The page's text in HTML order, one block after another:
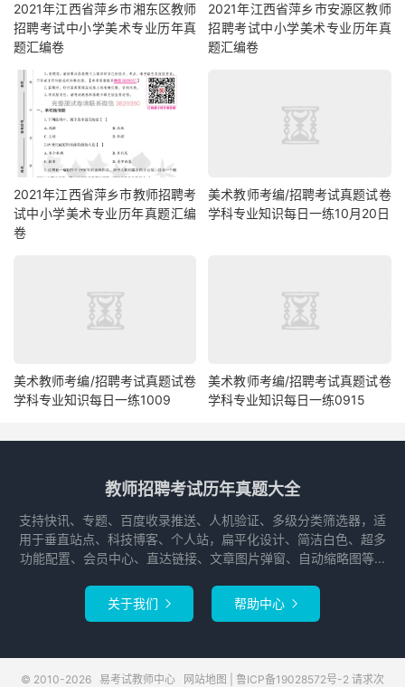
2021年江西省萍乡市湘东区教师
招聘考试中小学美术专业历年真
题汇编卷
2021年江西省萍乡市安源区教师
招聘考试中小学美术专业历年真
题汇编卷
2021年江西省萍乡市教师招聘考
试中小学美术专业历年真题汇编
卷
美术教师考编/招聘考试真题试卷
学科专业知识每日一练10月20日
美术教师考编/招聘考试真题试卷
学科专业知识每日一练1009
美术教师考编/招聘考试真题试卷
学科专业知识每日一练0915
教师招聘考试历年真题大全
支持快讯、专题、百度收录推送、人机验证、多级分类筛选器，适
用于垂直站点、科技博客、个人站，扁平化设计、简洁白色、超多
功能配置、会员中心、直达链接、文章图片弹窗、自动缩略图等...
关于我们  帮助中心 
© 2010-2026 易考试教师中心 网站地图 鲁ICP备19028572号-2 请求次